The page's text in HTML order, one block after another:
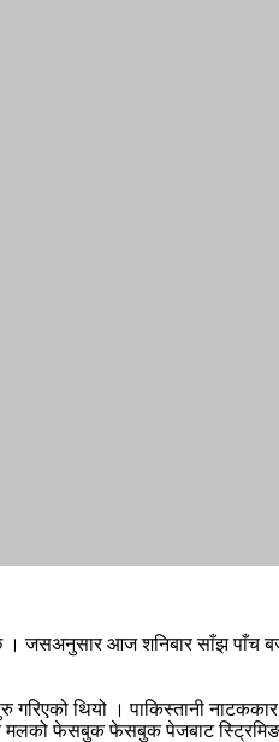
जसअनुसार आज शनिबार साँझ पाँच बजे
गरिएको थियो । पाकिस्तानी
मलको फेसबुक फेसबुक पेजबाट